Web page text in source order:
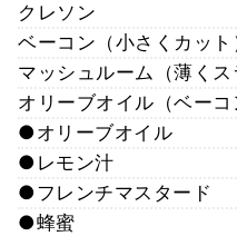
クレソン
ベーコン（小さくカット
マッシュルーム（薄くス
オリーブオイル（ベーコ
●オリーブオイル
●レモン汁
●フレンチマスタード
●蜂蜜